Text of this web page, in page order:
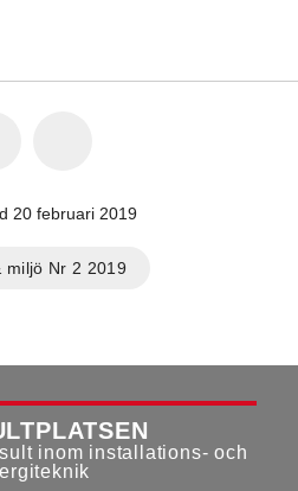
20 februari 2019
miljö Nr 2 2019
inom installations- och